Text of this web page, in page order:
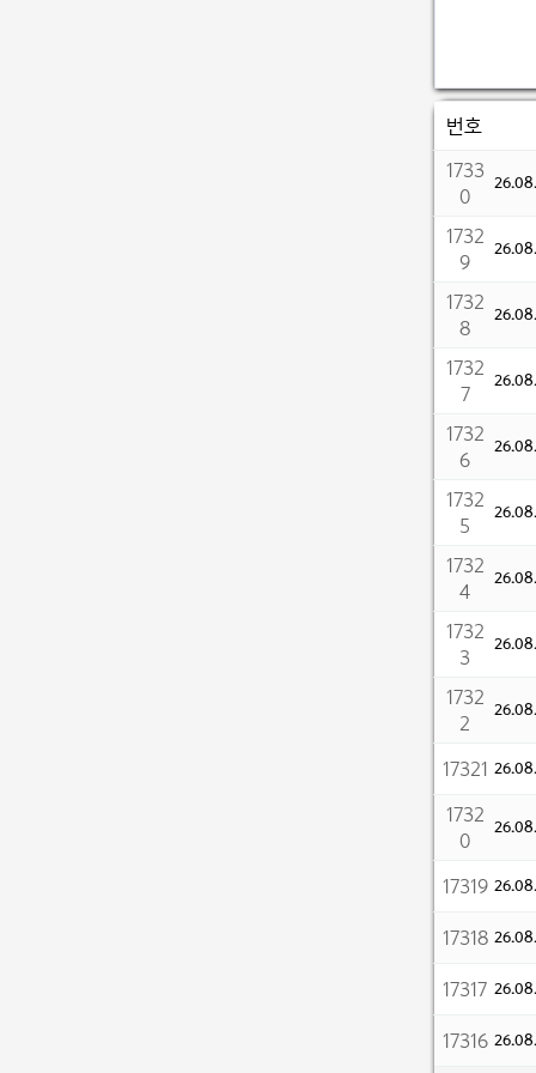
번호
1733
0
1732
9
1732
8
1732
7
1732
6
1732
5
1732
4
1732
3
1732
2
17321
1732
0
17319
17318
17317
17316